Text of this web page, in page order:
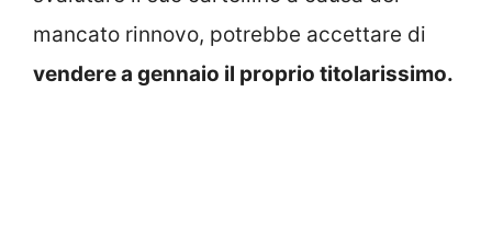
mancato rinnovo, potrebbe accettare di
vendere a gennaio il proprio titolarissimo.